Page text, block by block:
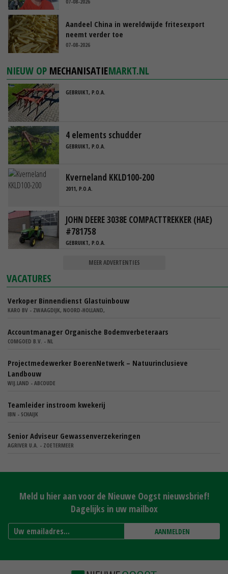
Aandeel China in wereldwijde fritesexport
neemt verder toe
07-08-2026
NIEUW OP MECHANISATIEMARKT.NL
GEBRUIKT, P.O.A.
4 elements schudder
GEBRUIKT, P.O.A.
Kverneland KKLD100-200
2011, P.O.A.
JOHN DEERE 3038E COMPACTTREKKER (HAE)
#781758
GEBRUIKT, P.O.A.
MEER ADVERTENTIES
VACATURES
Verkoper Binnendienst Glastuinbouw
KARO BV - ZWAAGDIJK, NOORD-HOLLAND,
Accountmanager Organische Bodemverbeteraars
COMGOED B.V. - NL
Projectmedewerker BoerenNetwerk – Natuurinclusieve
Landbouw
WIJ.LAND - ABCOUDE
Teamleider instroom kwekerij
IBN - SCHAIJK
Senior Adviseur Gewassenverzekeringen
AGRIVER U.A. - ZOETERMEER
Meld u hier aan voor de Nieuwe Oogst nieuwsbrief!
Dagelijks in uw mailbox
AANMELDEN